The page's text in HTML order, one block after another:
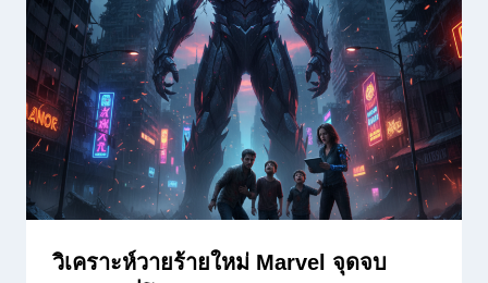
วิเคราะห์วายร้ายใหม่ Marvel จุดจบ